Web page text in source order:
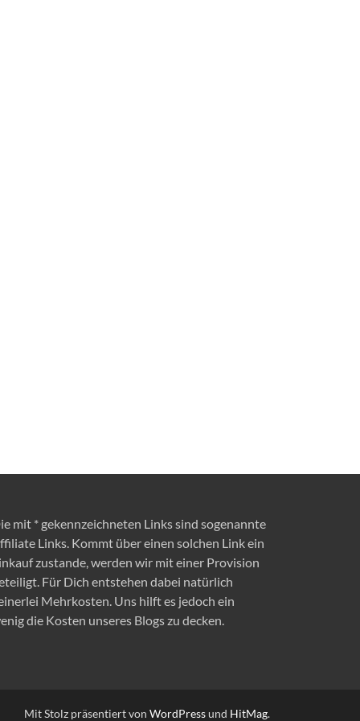
mit * gekennzeichneten Links sind sogenannte
Links. Kommt über einen solchen Link ein
zustande, werden wir mit einer Provision
Für Dich entstehen dabei natürlich
Mehrkosten. Uns hilft es jedoch ein
die Kosten unseres Blogs zu decken.
Mit Stolz präsentiert von WordPressund HitMag.